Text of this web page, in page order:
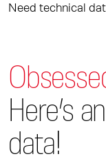
Need technical
Here’s
data!